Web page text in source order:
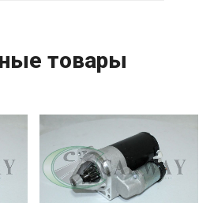
товары